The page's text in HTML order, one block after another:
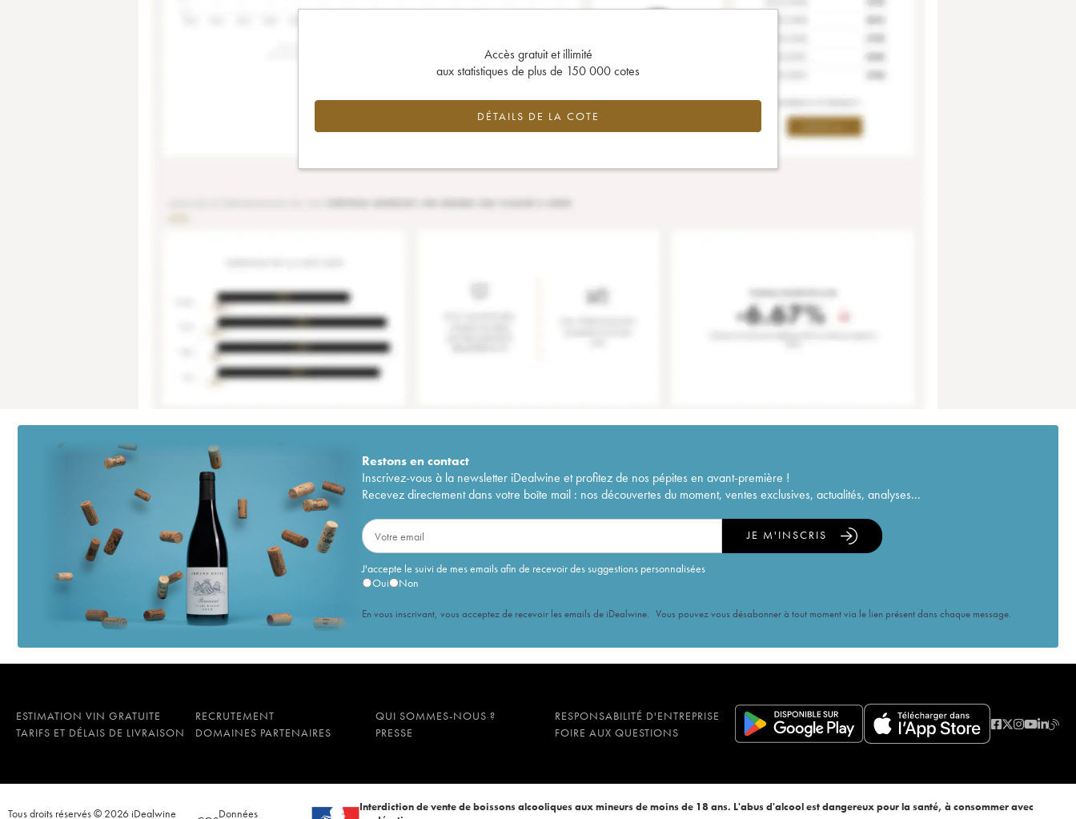
Accès gratuit et illimité
aux statistiques de plus de 150 000 cotes
DÉTAILS DE LA COTE
Restons encontact
Inscrivez-vous à la newsletter iDealwine et profitez de nos pépites en avant-première !
Recevez directement dans votre boîte mail : nos découvertes du moment, ventes exclusives, actualités, analyses...
J'accepte le suivi de mes emails afin de recevoir des suggestions personnalisées
Oui
Non
JE M'INSCRIS
En vous inscrivant, vous acceptez de recevoir les emails de iDealwine. Vous pouvez vous désabonner à tout moment via le lien présent dans chaque message.
ESTIMATION VIN GRATUITE RECRUTEMENT QUI SOMMES-NOUS ?
RESPONSABILITÉ D'ENTREPRISE
TARIFS ET DÉLAIS DE LIVRAISON
DOMAINES PARTENAIRES PRESSE FOIRE AUX QUESTIONS
Tous droits réservés © 2026 iDealwine Données
Interdiction de vente de boissons alcooliques aux mineurs de moins de 18 ans. L'abus d'alcool est dangereux pour la santé, à consommer avec